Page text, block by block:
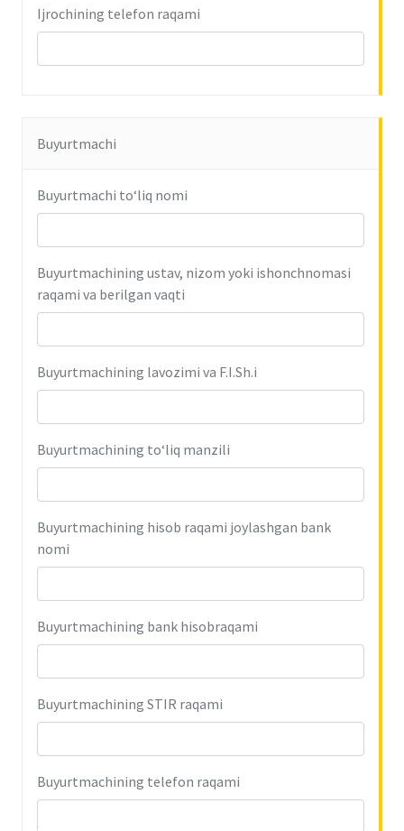
Ijrochining telefon raqami
Buyurtmachi
Buyurtmachi to‘liq nomi
Buyurtmachining ustav, nizom yoki ishonchnomasi
raqami va berilgan vaqti
Buyurtmachining lavozimi va F.I.Sh.i
Buyurtmachining to‘liq manzili
Buyurtmachining hisob raqami joylashgan bank
nomi
Buyurtmachining bank hisobraqami
Buyurtmachining STIR raqami
Buyurtmachining telefon raqami